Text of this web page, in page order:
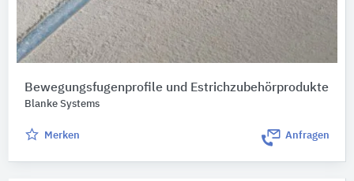
Bewegungsfugenprofile und Estrichzubehörprodukte
Blanke Systems
Merken Anfragen